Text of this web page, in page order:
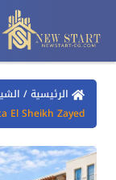
الرئيسية/
El Sheikh Zayed